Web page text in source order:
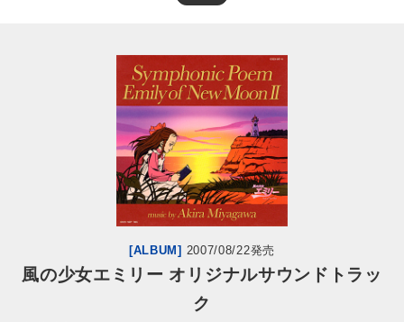
[ALBUM] 2007/08/22発売
風の少女エミリー オリジナルサウンドトラッ
ク